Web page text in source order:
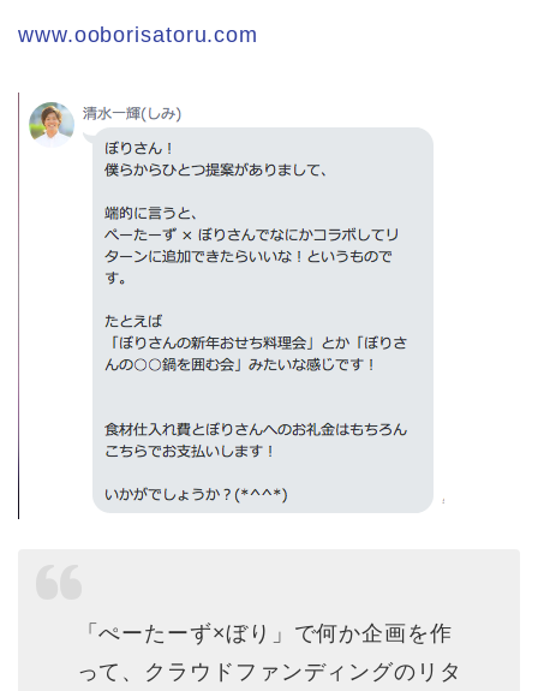
www.ooborisatoru.com
「ぺーたーず×ぼり」で何か企画を作
って、クラウドファンディングのリタ